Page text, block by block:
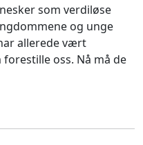
som verdiløse
og unge
allerede vært
oss. Nå må de